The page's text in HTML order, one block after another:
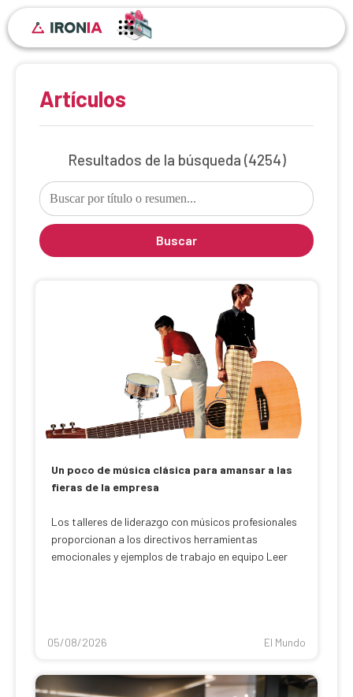
Artículos
Resultados de la búsqueda (4254)
Buscar
Un poco de música clásica para amansar a las
fieras de la empresa
Los talleres de liderazgo con músicos profesionales
proporcionan a los directivos herramientas
emocionales y ejemplos de trabajo en equipo Leer
05/08/2026 El Mundo